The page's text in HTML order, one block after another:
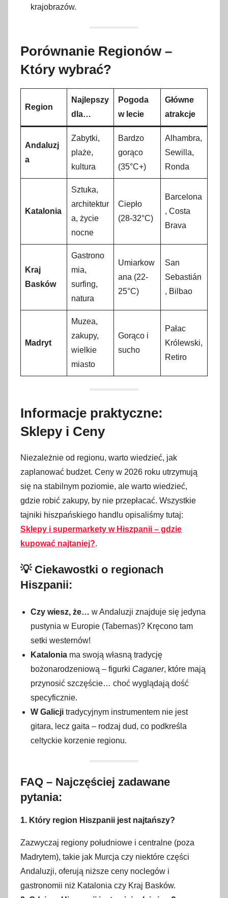
krajobrazów.
Porównanie Regionów –
Który wybrać?
Region
Najlepszy
dla…
Pogoda
w lecie
Główne
atrakcje
Andaluzj
a
Zabytki,
plaże,
kultura
Bardzo
gorąco
(35°C+)
Alhambra,
Sewilla,
Ronda
Katalonia
Sztuka,
architektur
a, życie
nocne
Ciepło
(28-32°C)
Barcelona
, Costa
Brava
Kraj
Basków
Gastrono
mia,
surfing,
natura
Umiarkow
ana (22-
25°C)
San
Sebastián
, Bilbao
Madryt
Muzea,
zakupy,
wielkie
miasto
Gorąco i
sucho
Pałac
Królewski,
Retiro
Informacje praktyczne:
Sklepy i Ceny
Niezależnie od regionu, warto wiedzieć, jak
zaplanować budżet. Ceny w 2026 roku utrzymują
się na stabilnym poziomie, ale warto wiedzieć,
gdzie robić zakupy, by nie przepłacać. Wszystkie
tajniki hiszpańskiego handlu opisaliśmy tutaj:
Sklepy i supermarkety w Hiszpanii – gdzie
kupować najtaniej?.
💡 Ciekawostki o regionach
Hiszpanii:
Czy wiesz, że… w Andaluzji znajduje się jedyna
pustynia w Europie (Tabernas)? Kręcono tam
setki westernów!
Katalonia ma swoją własną tradycję
bożonarodzeniową – figurki Caganer, które mają
przynosić szczęście… choć wyglądają dość
specyficznie.
W Galicji tradycyjnym instrumentem nie jest
gitara, lecz gaita – rodzaj dud, co podkreśla
celtyckie korzenie regionu.
FAQ – Najczęściej zadawane
pytania:
1. Który region Hiszpanii jest najtańszy?
Zazwyczaj regiony południowe i centralne (poza
Madrytem), takie jak Murcja czy niektóre części
Andaluzji, oferują niższe ceny noclegów i
gastronomii niż Katalonia czy Kraj Basków.